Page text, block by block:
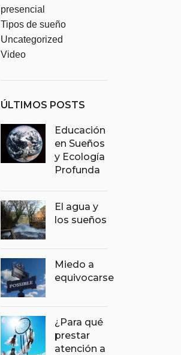
presencial
Tipos de sueño
Uncategorized
Video
ÚLTIMOS POSTS
Educación
en Sueños
y Ecología
Profunda
El agua y
los sueños
Miedo a
equivocarse
¿Para qué
prestar
atención a